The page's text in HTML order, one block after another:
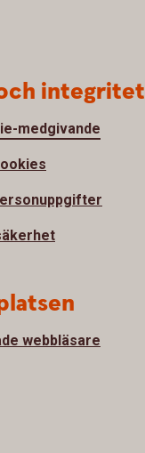
integritet
medgivande
webbläsare